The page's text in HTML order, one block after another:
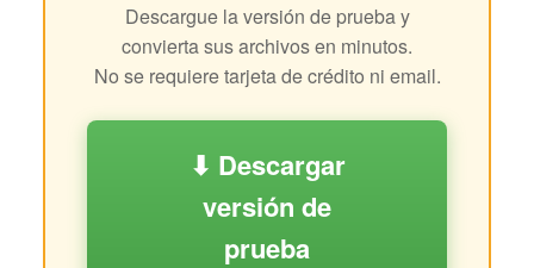
Descargue la versión de prueba y
convierta sus archivos en minutos.
No se requiere tarjeta de crédito ni email.
⬇ Descargar
versión de
prueba